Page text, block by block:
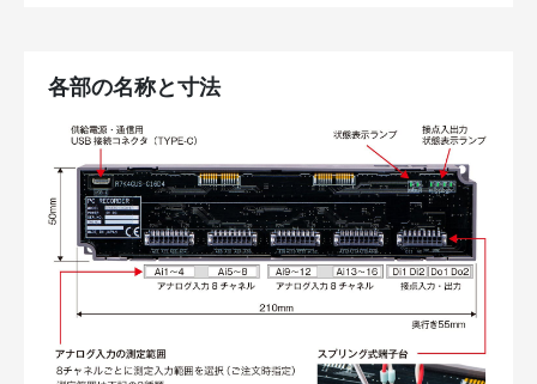
各部の名称と寸法